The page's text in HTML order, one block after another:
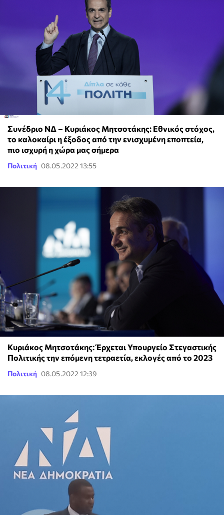
Συνέδριο ΝΔ – Κυριάκος Μητσοτάκης: Εθνικός στόχος,
το καλοκαίρι η έξοδος από την ενισχυμένη εποπτεία,
πιο ισχυρή η χώρα μας σήμερα
Πολιτική 08.05.2022 13:55
Κυριάκος Μητσοτάκης: Έρχεται Υπουργείο Στεγαστικής
Πολιτικής την επόμενη τετραετία, εκλογές από το 2023
Πολιτική 08.05.2022 12:39